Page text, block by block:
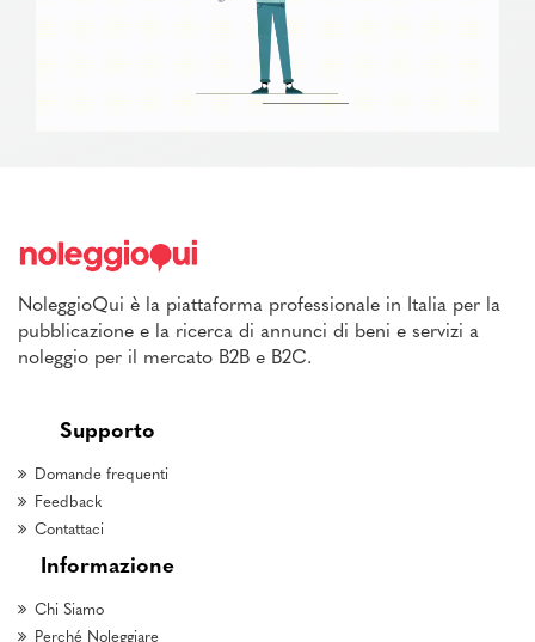
NoleggioQui è la piattaforma professionale in Italia per la
pubblicazione e la ricerca di annunci di beni e servizi a
noleggio per il mercato B2B e B2C.
Supporto
Domande frequenti
Feedback
Contattaci
Informazione
Chi Siamo
Perché Noleggiare